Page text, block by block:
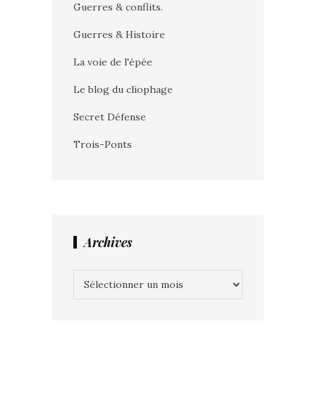
Guerres & conflits.
Guerres & Histoire
La voie de l'épée
Le blog du cliophage
Secret Défense
Trois-Ponts
Archives